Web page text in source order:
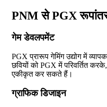
PNM से PGX
गेम डेवलपमेंट
PGX प्रारूप गेमिंग उद्योग में
छवियों को PGX में परिवर्तित
एकीकृत कर सकते हैं।
ग्राफिक डिजाइन